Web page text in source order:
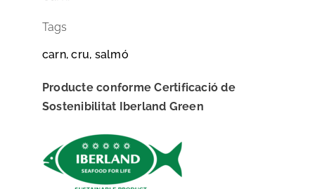
Tags
carn, cru, salmó
Producte conforme Certificació de
Sostenibilitat Iberland Green